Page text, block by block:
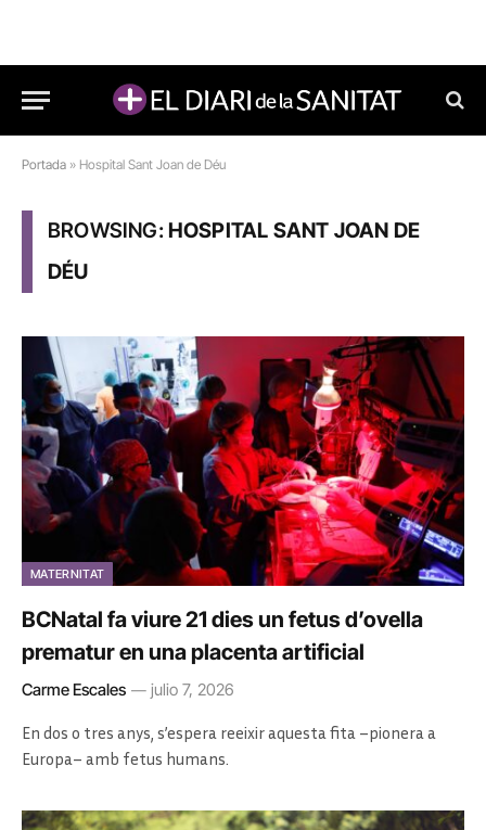
Portada » Hospital Sant Joan de Déu
BROWSING:HOSPITAL SANT JOAN DE
DÉU
MATERNITAT
BCNatal fa viure 21 dies un fetus d’ovella
prematur en una placenta artificial
Carme Escales julio 7, 2026
En dos o tres anys, s’espera reeixir aquesta fita –pionera a
Europa– amb fetus humans.